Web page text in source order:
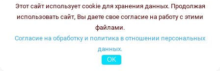
Биолог (после ПП и ПК - Биолог клинической лабораторной
диагностики)
Стаж:
Полшведкина Ольга Борисовна
Этот сайт использует cookie для хранения данных. Продолжая
использовать сайт, Вы даете свое согласие на работу с этими
файлами.
Согласие на обработку и политика в отношении персональных
данных.
OK